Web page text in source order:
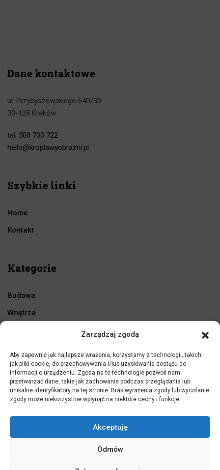
Zarządzaj zgodą
Aby zapewnić jak najlepsze wrażenia, korzystamy z technologii, takich
jak pliki cookie, do przechowywania i/lub uzyskiwania dostępu do
informacji o urządzeniu. Zgoda na te technologie pozwoli nam
przetwarzać dane, takie jak zachowanie podczas przeglądania lub
unikalne identyfikatory na tej stronie. Brak wyrażenia zgody lub wycofanie
zgody może niekorzystnie wpłynąć na niektóre cechy i funkcje.
Akceptuję
Odmów
Dane kontaktowe
ul. Przybyszewskiego 64D/30
30-128 Kraków
tel. 500 700 722
hello@kroplawyobrazni.pl
Szybkie linki
Home
Kontakt
Kategorie
Budowa
Wnętrza
Warsztat